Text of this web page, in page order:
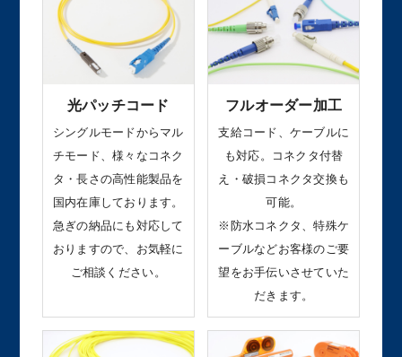
光パッチコード
シングルモードからマル
チモード、様々なコネク
タ・長さの高性能製品を
国内在庫しております。
急ぎの納品にも対応して
おりますので、お気軽に
ご相談ください。
フルオーダー加工
支給コード、ケーブルに
も対応。コネクタ付替
え・破損コネクタ交換も
可能。
※防水コネクタ、特殊ケ
ーブルなどお客様のご要
望をお手伝いさせていた
だきます。